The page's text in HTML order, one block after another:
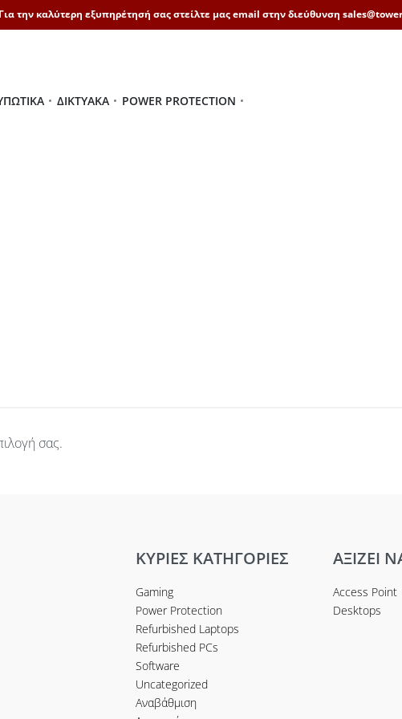
Για την καλύτερη εξυπηρέτησή σας στείλτε μας email στην διεύθυνση
ΔΙΚΤΥΑΚΆ POWER PROTECTION
σας.
ΚΥΡΙΕΣ ΚΑΤΗΓΟΡΙΕΣ
Gaming
Power Protection
Refurbished Laptops
Refurbished PCs
Software
Uncategorized
Αναβάθμιση
ΑΞΙΖΕΙ
Access Point
Desktops